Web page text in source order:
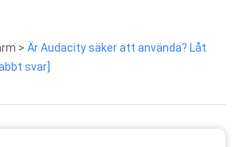
> Är Audacity säker att använda? Låt
svar]